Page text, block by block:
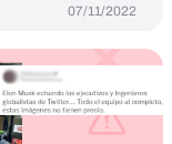
07/11/2022